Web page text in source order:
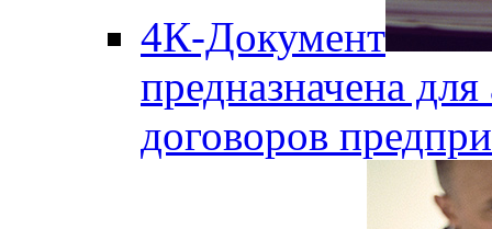
4К-Документ
предназначена
договоров